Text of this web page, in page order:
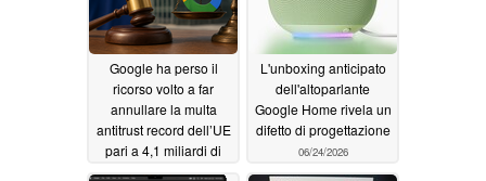
Google ha perso il
ricorso volto a far
annullare la multa
antitrust record dell’UE
pari a 4,1 miliardi di
euro07/04/2026
L'unboxing anticipato
dell'altoparlante
Google Home rivela un
difetto di progettazione
06/24/2026